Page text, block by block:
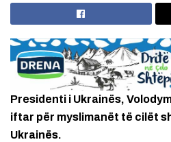
Presidenti i Ukrainës,
iftar për myslimanët të cilët
Ukrainës.